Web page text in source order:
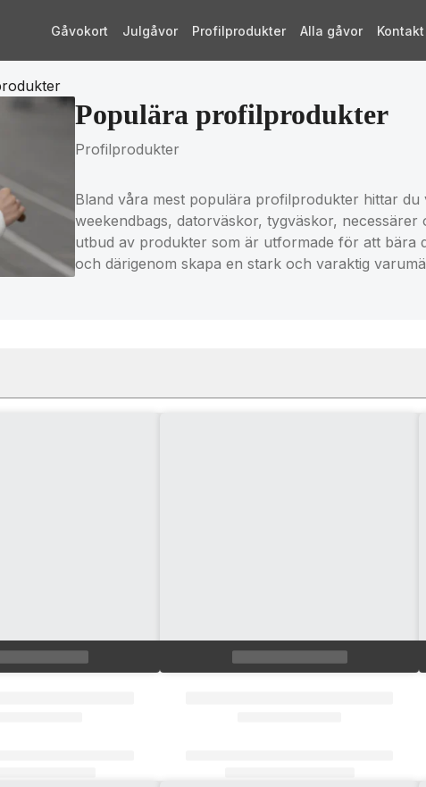
Gåvokort Julgåvor Profilprodukter Alla gåvor Kontakt
Populära profilprodukter
Profilprodukter
Bland våra mest populära profilprodukter hittar
weekendbags, datorväskor, tygväskor,
utbud av produkter som är utformade för att bära
och därigenom skapa en stark och varaktig